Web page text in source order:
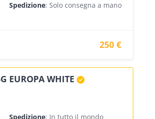
Spedizione: Solo consegna a mano
250 €
EUROPA WHITE
Spedizione: In tutto il mondo